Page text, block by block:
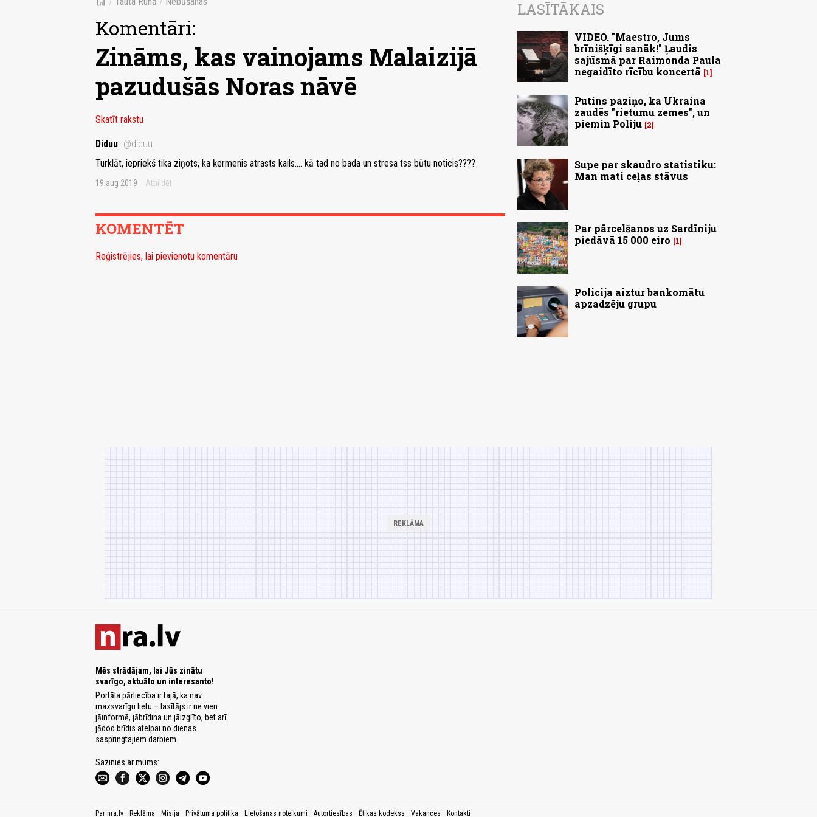
Komentāri:
Zināms, kas vainojams Malaizijā
pazudušās Noras nāvē
Skatīt rakstu
Diduu @diduu
Turklāt, iepriekš tika ziņots, ka ķermenis atrasts kails.... kā tad no bada un stresa tss būtu noticis????
19.aug 2019 Atbildēt
KOMENTĒT
Reģistrējies, lai pievienotu komentāru
LASĪTĀKAIS
VIDEO. "Maestro, Jums
brīnišķīgi sanāk!" Ļaudis
sajūsmā par Raimonda Paula
negaidīto rīcību koncertā
1
Putins paziņo, ka Ukraina
zaudēs "rietumu zemes", un
piemin Poliju 2
Supe par skaudro statistiku:
Man mati ceļas stāvus
Par pārcelšanos uz Sardīniju
piedāvā 15 000 eiro
1
Policija aiztur bankomātu
apzadzēju grupu
Mēs strādājam, lai Jūs zinātu
svarīgo, aktuālo un interesanto!
Portāla pārliecība ir tajā, ka nav
mazsvarīgu lietu – lasītājs ir ne vien
jāinformē, jābrīdina un jāizglīto, bet arī
jādod brīdis atelpai no dienas
saspringtajiem darbiem.
Sazinies ar mums:
Par nra.lv Reklāma Misija Privātuma politika Lietošanas noteikumi Autortiesības Ētikas kodekss Vakances Kontakti